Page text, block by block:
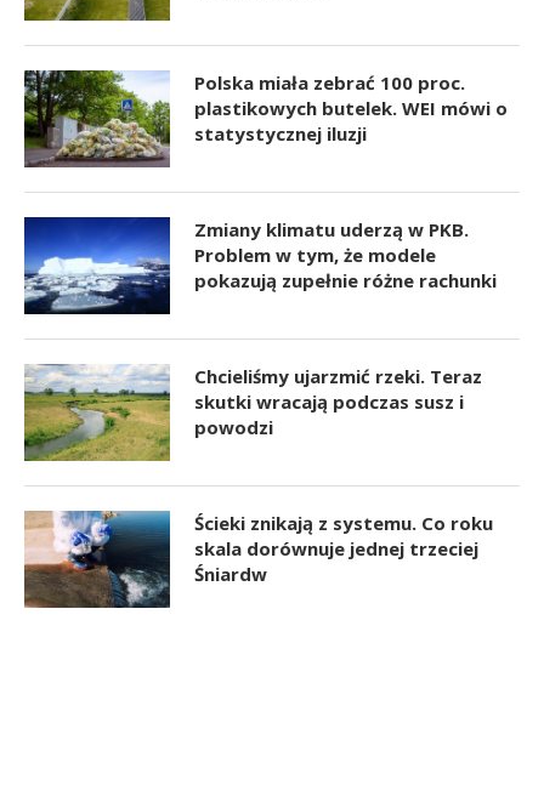
Polska miała zebrać 100 proc.
plastikowych butelek. WEI mówi o
statystycznej iluzji
Zmiany klimatu uderzą w PKB.
Problem w tym, że modele
pokazują zupełnie różne rachunki
Chcieliśmy ujarzmić rzeki. Teraz
skutki wracają podczas susz i
powodzi
Ścieki znikają z systemu. Co roku
skala dorównuje jednej trzeciej
Śniardw